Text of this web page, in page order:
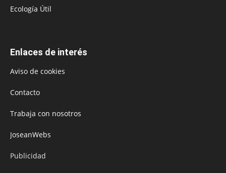
Ecología Útil
Enlaces de interés
Aviso de cookies
Contacto
Trabaja con nosotros
JoseanWebs
Publicidad